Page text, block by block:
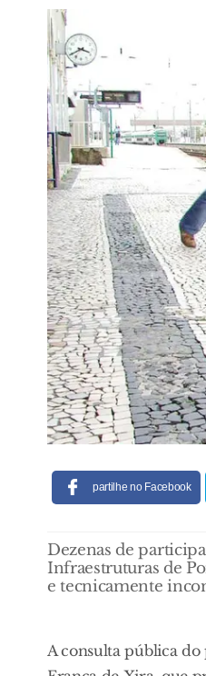
partilhe no Facebook
Dezenas de
Infraestruturas de
e tecnicamente
A consulta pública